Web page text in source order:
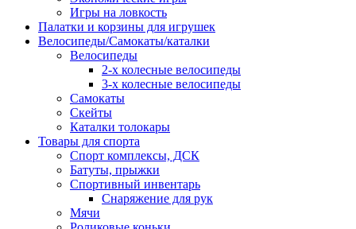
Игры на ловкость
Палатки и корзины для игрушек
Велосипеды/Самокаты/каталки
Велосипеды
2-х колесные велосипеды
3-х колесные велосипеды
Самокаты
Скейты
Каталки толокары
Товары для спорта
Спорт комплексы, ДСК
Батуты, прыжки
Спортивный инвентарь
Снаряжение для рук
Мячи